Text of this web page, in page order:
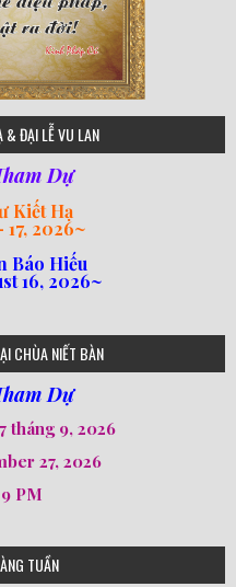
day
& ĐẠI LỄ VU LAN
Dự
Kiết Hạ
17, 2026~
Báo Hiếu
16, 2026~
CHÙA NIẾT BÀN
Dự
tháng 9, 2026
27, 2026
PM
TUẦN